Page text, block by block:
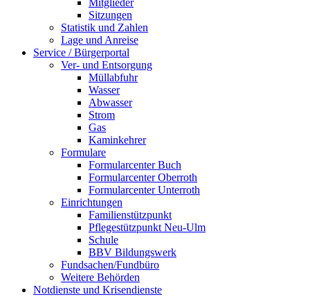
Mitglieder
Sitzungen
Statistik und Zahlen
Lage und Anreise
Service / Bürgerportal
Ver- und Entsorgung
Müllabfuhr
Wasser
Abwasser
Strom
Gas
Kaminkehrer
Formulare
Formularcenter Buch
Formularcenter Oberroth
Formularcenter Unterroth
Einrichtungen
Familienstützpunkt
Pflegestützpunkt Neu-Ulm
Schule
BBV Bildungswerk
Fundsachen/Fundbüro
Weitere Behörden
Notdienste und Krisendienste